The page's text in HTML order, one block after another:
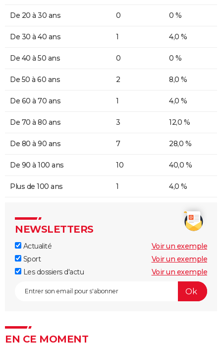
De 20 à 30 ans 0 0 %
De 30 à 40 ans 1 4,0 %
De 40 à 50 ans 0 0 %
De 50 à 60 ans 2 8,0 %
De 60 à 70 ans 1 4,0 %
De 70 à 80 ans 3 12,0 %
De 80 à 90 ans 7 28,0 %
De 90 à 100 ans 10 40,0 %
Plus de 100 ans 1 4,0 %
NEWSLETTERS
Actualité
Voir un exemple
Sport
Voir un exemple
Les dossiers d'actu
Voir un exemple
EN CE MOMENT